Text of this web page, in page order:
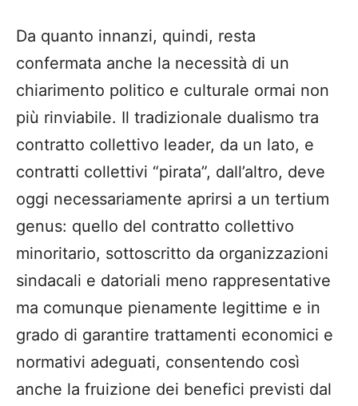
Da quanto innanzi, quindi, resta
confermata anche la necessità di un
chiarimento politico e culturale ormai non
più rinviabile. Il tradizionale dualismo tra
contratto collettivo leader, da un lato, e
contratti collettivi “pirata”, dall’altro, deve
oggi necessariamente aprirsi a un tertium
genus: quello del contratto collettivo
minoritario, sottoscritto da organizzazioni
sindacali e datoriali meno rappresentative
ma comunque pienamente legittime e in
grado di garantire trattamenti economici e
normativi adeguati, consentendo così
anche la fruizione dei benefici previsti dal